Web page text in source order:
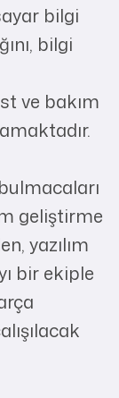
bilgi
bilgi
ve bakım
geliştirme
yazılım
bir ekiple